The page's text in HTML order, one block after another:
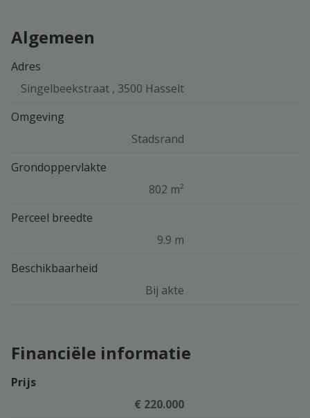
Algemeen
Adres
Singelbeekstraat , 3500 Hasselt
Omgeving
Stadsrand
Grondoppervlakte
802 m²
Perceel breedte
9.9 m
Beschikbaarheid
Bij akte
Financiële informatie
Prijs
€ 220.000